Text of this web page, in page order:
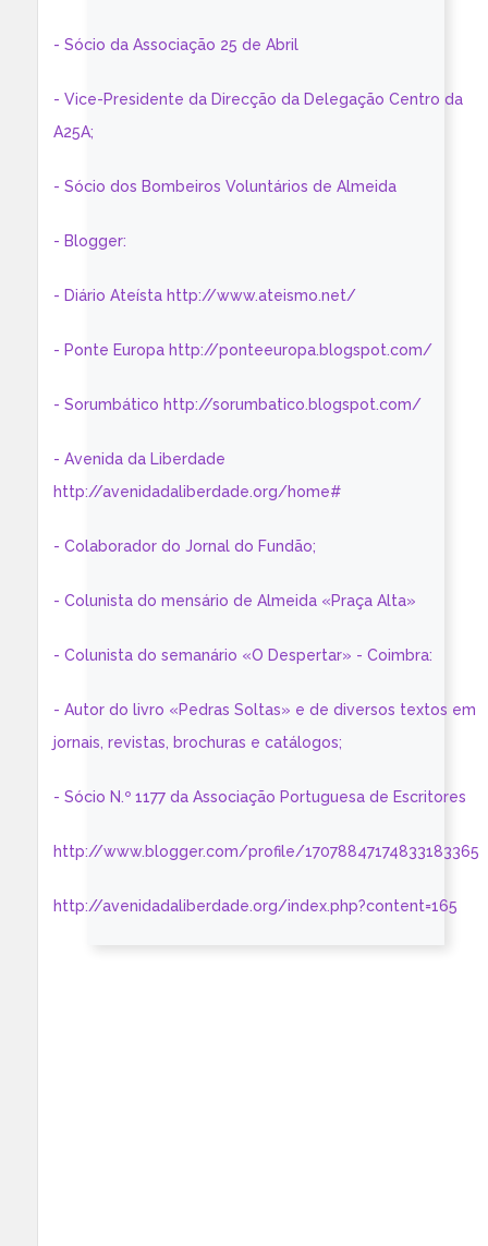
- Sócio da Associação 25 de Abril
- Vice-Presidente da Direcção da Delegação Centro da
A25A;
- Sócio dos Bombeiros Voluntários de Almeida
- Blogger:
- Diário Ateísta http://www.ateismo.net/
- Ponte Europa http://ponteeuropa.blogspot.com/
- Sorumbático http://sorumbatico.blogspot.com/
- Avenida da Liberdade
http://avenidadaliberdade.org/home#
- Colaborador do Jornal do Fundão;
- Colunista do mensário de Almeida «Praça Alta»
- Colunista do semanário «O Despertar» - Coimbra:
- Autor do livro «Pedras Soltas» e de diversos textos em
jornais, revistas, brochuras e catálogos;
- Sócio N.º 1177 da Associação Portuguesa de Escritores
http://www.blogger.com/profile/17078847174833183365
http://avenidadaliberdade.org/index.php?content=165